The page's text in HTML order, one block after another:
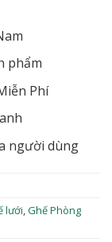
phẩm
Phí
người dùng
lưới, Ghế Phòng